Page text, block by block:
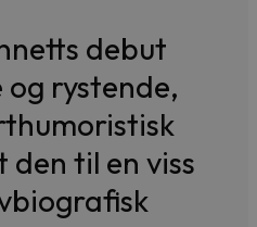
debut
rystende,
den til en viss